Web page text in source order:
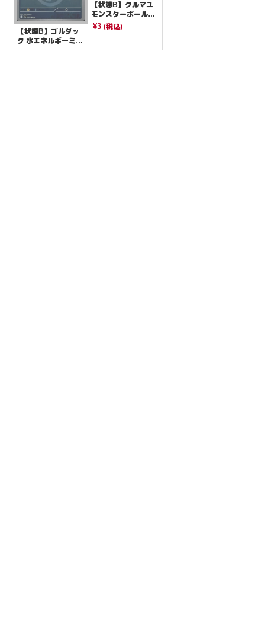
【状態B】ゴルダッ
ク 水エネルギーミラ
ー【-】{033/193}[M
¥3 (税込)
【状態B】クルマユ
モンスターボールミ
ラー【C】{002/086}
¥3(税込)